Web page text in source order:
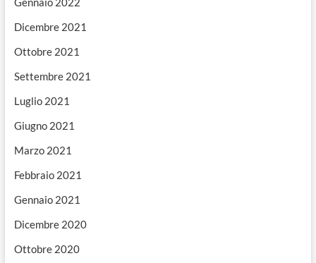
Dicembre 2021
Ottobre 2021
Settembre 2021
Luglio 2021
Giugno 2021
Marzo 2021
Febbraio 2021
Gennaio 2021
Dicembre 2020
Ottobre 2020